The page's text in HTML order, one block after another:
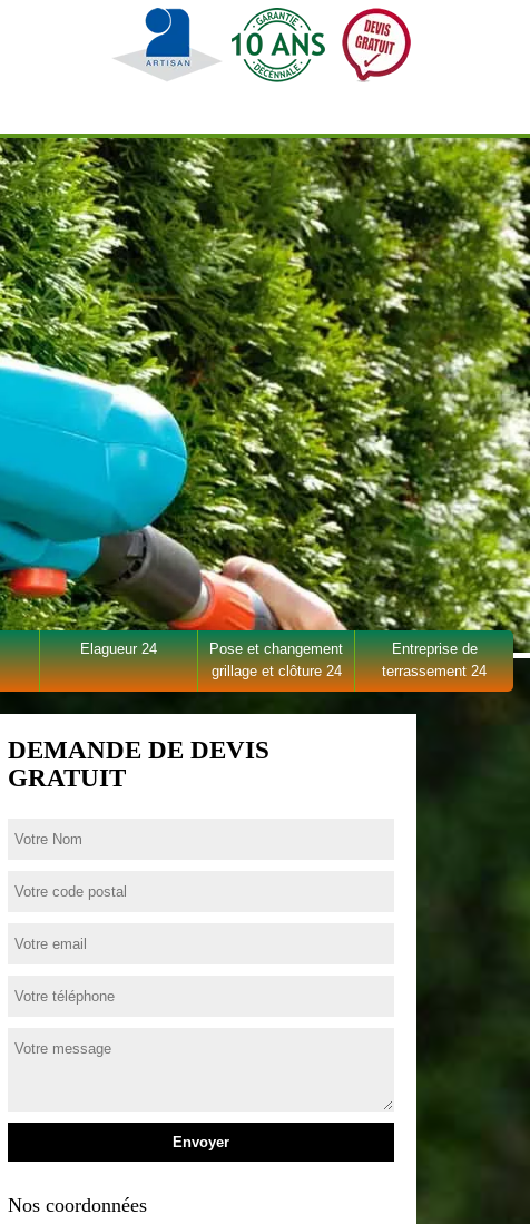
Elagueur 24
Pose et changement
grillage et clôture 24
Entreprise de
terrassement 24
DEMANDE DE DEVIS
GRATUIT
Nos coordonnées